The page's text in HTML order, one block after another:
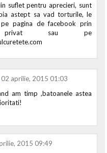
suflet pentru aprecieri, sunt
astept sa vad torturile, le
pagina de facebook prin
privat sau pe
02 aprilie, 2015 01:03
am timp ,batoanele astea
2015 09:49